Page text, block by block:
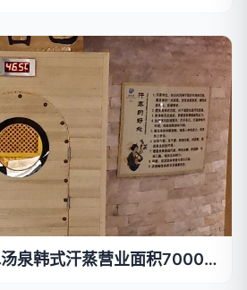
亳州市蒙城县善水汤泉韩式汗蒸营业面积7000平方